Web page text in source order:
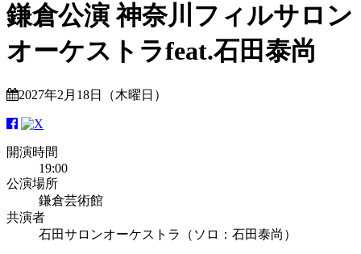
鎌倉公演 神奈川フィルサロン
オーケストラfeat.石田泰尚
2027年2月18日（木曜日）
開演時間
19:00
公演場所
鎌倉芸術館
共演者
石田サロンオーケストラ（ソロ：石田泰尚）